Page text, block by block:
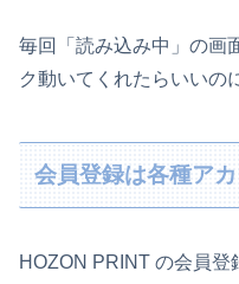
毎回「読み込み中」の画
ク動いてくれたらいいの
会員登録は各種ア
HOZON PRINT の会員登